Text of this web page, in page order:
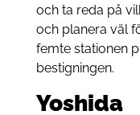
och ta reda på
och planera väl
femte stationen
bestigningen.
Yoshida